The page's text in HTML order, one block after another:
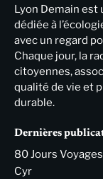
Lyon Demain est
dédiée à
avec un regard
Chaque jour, la
citoyennes,
qualité de vie et
durable.
Dernières
80 Jours
Cyr